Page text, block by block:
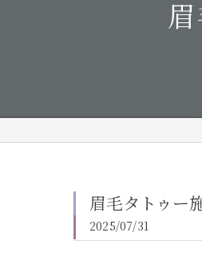
眉毛タトゥー
2025/07/31